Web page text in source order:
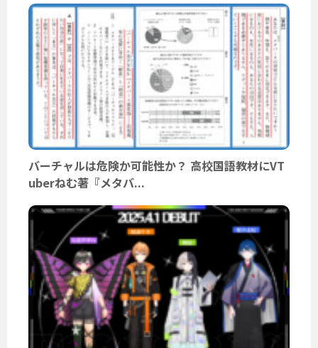
バーチャルは危険か可能性か？ 高校国語教材にVT
uberねむ著『メタバ...